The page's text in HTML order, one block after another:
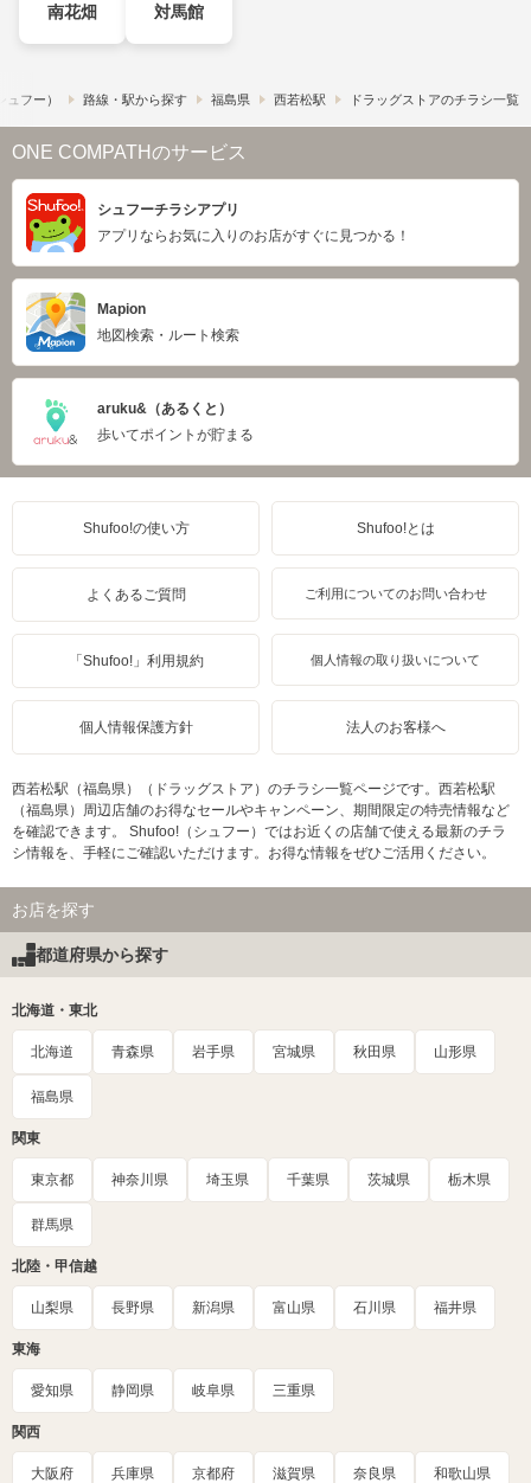
南花畑 対馬館
フー） 路線・駅から探す 福島県 西若松駅 ドラッグストアのチラシ一覧
ONE COMPATHのサービス
シュフーチラシアプリ
アプリならお気に入りのお店がすぐに見つかる！
Mapion
地図検索・ルート検索
aruku&（あるくと）
歩いてポイントが貯まる
Shufoo!の使い方 Shufoo!とは
よくあるご質問 ご利用についてのお問い合わせ
「Shufoo!」利用規約 個人情報の取り扱いについて
個人情報保護方針 法人のお客様へ
西若松駅（福島県）（ドラッグストア）のチラシ一覧ページです。西若松駅
（福島県）周辺店舗のお得なセールやキャンペーン、期間限定の特売情報など
を確認できます。 Shufoo!（シュフー）ではお近くの店舗で使える最新のチラ
シ情報を、手軽にご確認いただけます。お得な情報をぜひご活用ください。
お店を探す
都道府県から探す
北海道・東北
北海道 青森県 岩手県 宮城県 秋田県 山形県
福島県
関東
東京都 神奈川県 埼玉県 千葉県 茨城県 栃木県
群馬県
北陸・甲信越
山梨県 長野県 新潟県 富山県 石川県 福井県
東海
愛知県 静岡県 岐阜県 三重県
関西
大阪府 兵庫県 京都府 滋賀県 奈良県 和歌山県